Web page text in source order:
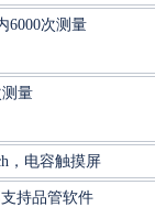
6000次测量
量
，电容触摸屏
持品管软件